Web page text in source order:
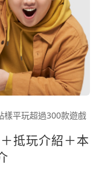
樣平玩超過300款遊戲
抵玩介紹＋本